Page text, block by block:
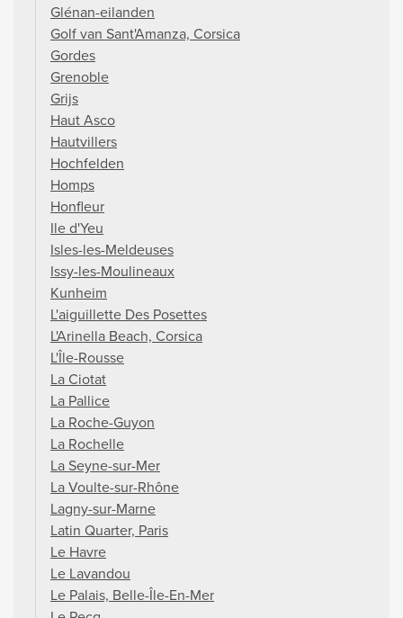
Glénan-eilanden
Golf van Sant'Amanza, Corsica
Gordes
Grenoble
Grijs
Haut Asco
Hautvillers
Hochfelden
Homps
Honfleur
Ile d'Yeu
Isles-les-Meldeuses
Issy-les-Moulineaux
Kunheim
L'aiguillette Des Posettes
L'Arinella Beach, Corsica
L'Île-Rousse
La Ciotat
La Pallice
La Roche-Guyon
La Rochelle
La Seyne-sur-Mer
La Voulte-sur-Rhône
Lagny-sur-Marne
Latin Quarter, Paris
Le Havre
Le Lavandou
Le Palais, Belle-Île-En-Mer